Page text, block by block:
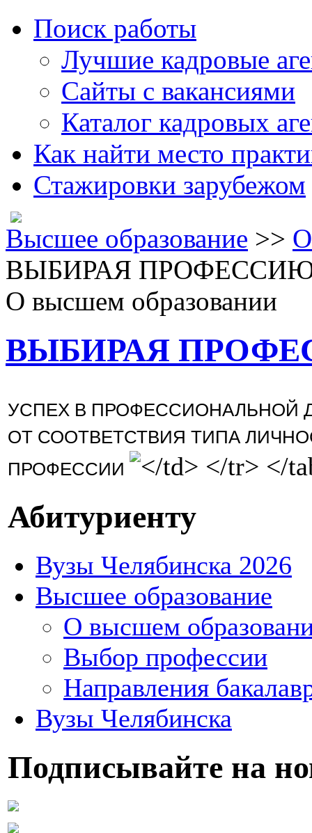
Поиск работы
Лучшие кадровые
Сайты с вакансиями
Каталог кадровых
Как найти место
Стажировки зарубежом
Высшее образование >>
ВЫБИРАЯ
О высшем образовании
ВЫБИРАЯ
УСПЕХ В ПРОФЕССИОНАЛЬНОЙ
ОТ СООТВЕТСТВИЯ ТИПА
ПРОФЕССИИ
Абитуриенту
Вузы Челябинска 2026
Высшее образование
О высшем
Выбор профессии
Направления
Вузы Челябинска
Подписывайте на